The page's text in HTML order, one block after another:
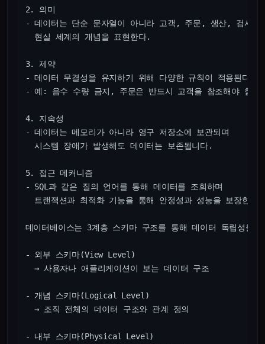
2. 의미
- 데이터는 단순 문자열이 아니라 고객, 주문, 생산, 검사 등
  현실 세계의 개념을 표현한다.
3. 제약
- 데이터 무결성을 유지하기 위해 다양한 규칙이 적용된다.
- 예: 음수 수량 금지, 주문은 반드시 고객을 참조해야 함.
4. 지속성
- 데이터는 메모리가 아니라 영구 저장소에 보관되며
  시스템 장애가 발생해도 데이터는 보존됩니다.
5. 접근 메커니즘
- SQL과 같은 질의 언어를 통해 데이터를 조회하며
  트랜잭션과 최적화 기능을 통해 안정성과 성능을 보장한다.
데이터베이스는 3계층 스키마 구조를 통해 데이터 독립성을
- 외부 스키마(View Level)
  → 사용자나 애플리케이션이 보는 데이터 구조
- 개념 스키마(Logical Level)
  → 조직 전체의 데이터 구조와 관계 정의
- 내부 스키마(Physical Level)